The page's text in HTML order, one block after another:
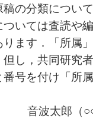
の分類につい
いては査読や
ります．「所属
し，共同研究
号を付け「所
音波太郎（○○